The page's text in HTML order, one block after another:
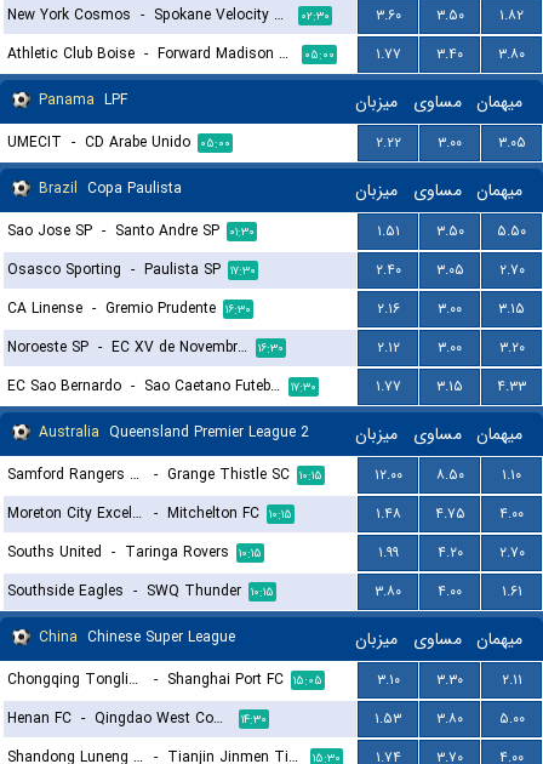
New York Cosmos - Spokane Velocity FC ۰۲:۳۰ ۳.۶۰ ۳.۵۰
۱.۸۲
Athletic Club Boise - Forward Madison FC ۰۵:۰۰ ۱.۷۷ ۳.۴۰
۳.۸۰
Panama LPF میزبان مساوی میهمان
UMECIT - CD Arabe Unido ۰۵:۰۰ ۲.۲۲ ۳.۰۰
۳.۰۵
Brazil Copa Paulista میزبان مساوی میهمان
Sao Jose SP - Santo Andre SP ۰۱:۳۰ ۱.۵۱ ۳.۵۰
۵.۵۰
Osasco Sporting - Paulista SP ۱۷:۳۰ ۲.۴۰ ۳.۰۵
۲.۷۰
CA Linense - Gremio Prudente ۱۶:۳۰ ۲.۱۶ ۳.۰۰
۳.۱۵
Noroeste SP - EC XV de Novembro (Piracicaba) ۱۶:۳۰ ۲.۱۲ ۳.۰۰
۳.۲۰
EC Sao Bernardo - Sao Caetano Futebol ۱۷:۳۰ ۱.۷۷ ۳.۱۵
۴.۳۳
Australia Queensland Premier League 2 میزبان مساوی میهمان
Samford Rangers FC - Grange Thistle SC ۱۰:۱۵ ۱۲.۰۰ ۸.۵۰
۱.۱۰
Moreton City Excelsior FC 2 - Mitchelton FC ۱۰:۱۵ ۱.۴۸ ۴.۷۵
۴.۰۰
Souths United - Taringa Rovers ۱۰:۱۵ ۱.۹۹ ۴.۲۰
۲.۷۰
Southside Eagles - SWQ Thunder ۱۰:۱۵ ۳.۸۰ ۴.۰۰
۱.۶۱
China Chinese Super League میزبان مساوی میهمان
Chongqing Tongliang Long - Shanghai Port FC ۱۵:۰۵ ۳.۱۰ ۳.۳۰
۲.۱۱
Henan FC - Qingdao West Coast FC ۱۴:۳۰ ۱.۵۳ ۳.۸۰
۵.۰۰
Shandong Luneng Taishan FC - Tianjin Jinmen Tigers ۱۵:۳۰ ۱.۷۴ ۳.۷۰ ۴.۰۰